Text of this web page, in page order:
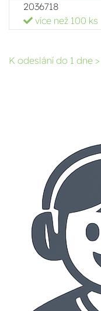
2036718
více než 100 ks
K odeslání do 1 dne